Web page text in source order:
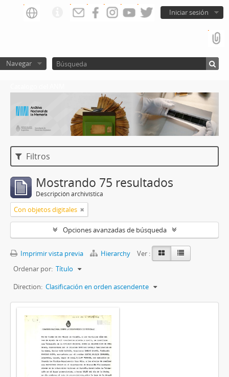
Iniciar sesión
Navegar
Filtros
Mostrando 75 resultados
Descripción archivística
Con objetos digitales
Opciones avanzadas de búsqueda
Imprimir vista previa Hierarchy
Ver :
Ordenar por: Título
Direction: Clasificación en orden ascendente